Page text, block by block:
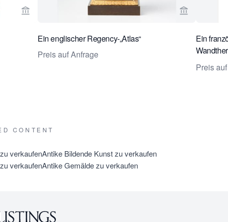
ansehenVerkaeuferseite von Toebosch Antiques ansehen
Ein englischer Regency-„Atlas“
Preis auf Anfrage
Ein
von
Preis
CONTENT
verkaufenAntike Bildende Kunst zu verkaufen
verkaufenAntike Gemälde zu verkaufen